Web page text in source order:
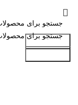
جست و جو